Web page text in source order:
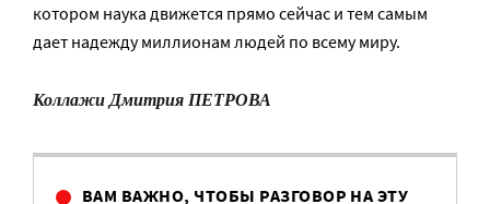
котором наука движется прямо сейчас и тем самым
дает надежду миллионам людей по всему миру.
Коллажи Дмитрия ПЕТРОВА
ВАМ ВАЖНО, ЧТОБЫ РАЗГОВОР НА ЭТУ